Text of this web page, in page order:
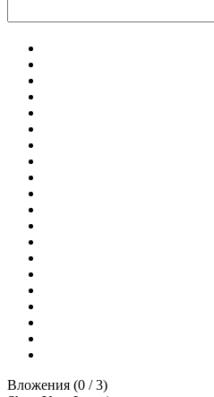
Вложения (0 / 3)